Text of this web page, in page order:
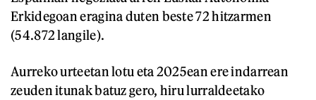
Erkidegoan eragina duten beste 72 hitzarmen
(54.872 langile).
Aurreko urteetan lotu eta 2025ean ere indarrean
zeuden itunak batuz gero, hiru lurraldeetako